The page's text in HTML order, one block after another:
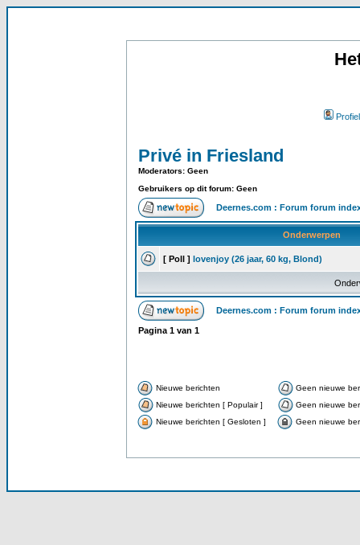
Profiel
Privé in Friesland
Moderators: Geen
Gebruikers op dit forum: Geen
Deernes.com : Forum forum
Onderwerpen
[ Poll ] lovenjoy (26 jaar, 60 kg, Blond)
Deernes.com : Forum forum
Pagina 1 van 1
Nieuwe berichten
Geen nieuwe
Nieuwe berichten [ Populair ]
Geen nieuwe
Nieuwe berichten [ Gesloten ]
Geen nieuwe